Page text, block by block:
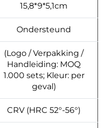
15,8*9*5,1cm
Ondersteund
(Logo / Verpakking /
Handleiding: MOQ
1.000 sets; Kleur: per
geval)
CRV (HRC 52°-56°)